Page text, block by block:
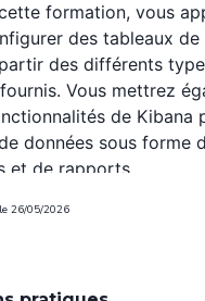
formation, vous
des tableaux de
des différents
Vous mettrez
de Kibana
données sous forme
et de rapports.
26/05/2026